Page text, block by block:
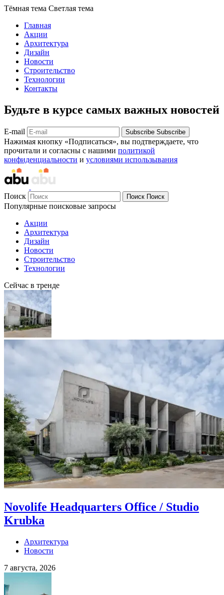
Тёмная тема Светлая тема
Главная
Акции
Архитектура
Дизайн
Новости
Строительство
Технологии
Контакты
Будьте в курсе самых важных новостей
E-mail Subscribe Subscribe
Нажимая кнопку «Подписаться», вы подтверждаете, что
прочитали и согласны с нашими политикой
конфиденциальности и условиями использывания
Поиск Поиск Поиск
Популярные поисковые запросы
Акции
Архитектура
Дизайн
Новости
Строительство
Технологии
Сейчас в тренде
Novolife Headquarters Office / Studio
Krubka
Архитектура
Новости
7 августа, 2026